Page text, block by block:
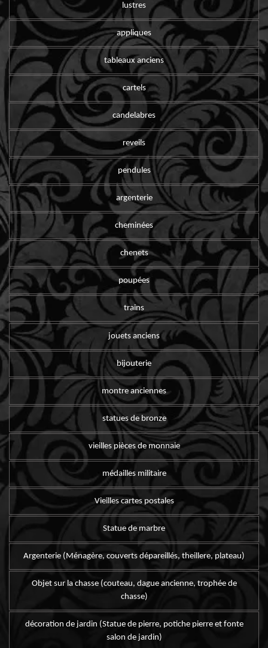
lustres
appliques
tableaux anciens
cartels
candelabres
reveils
pendules
argenterie
cheminées
chenets
poupées
trains
jouets anciens
bijouterie
montre anciennes
statues de bronze
vieilles pièces de monnaie
médailles militaire
Vieilles cartes postales
Statue de marbre
Argenterie (Ménagère, couverts dépareillés, theillere, plateau)
Objet sur la chasse (couteau, dague ancienne, trophée de
chasse)
décoration de jardin (Statue de pierre, potiche pierre et fonte
salon de jardin)